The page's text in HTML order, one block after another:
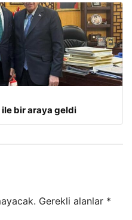
bir araya geldi
Gerekli alanlar *